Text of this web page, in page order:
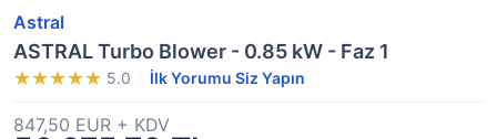
Astral
ASTRAL Turbo Blower - 0.85 kW - Faz 1
5.0 İlk Yorumu Siz Yapın
847,50 EUR + KDV